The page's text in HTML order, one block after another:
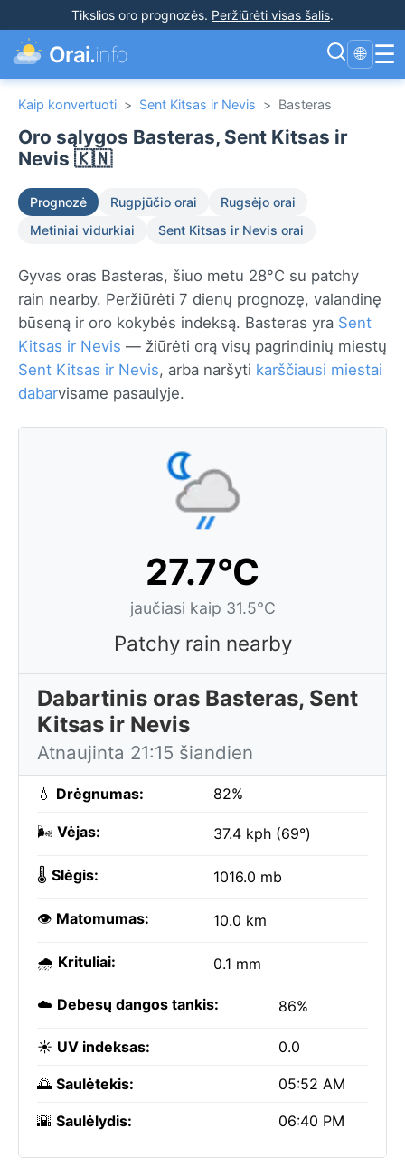
Tikslios oro prognozės. Peržiūrėti visas šalis.
Orai.info 🌐 ☰
Kaip konvertuoti > Sent Kitsas ir Nevis > Basteras
Oro sąlygos Basteras, Sent Kitsas ir
Nevis 🇰🇳
Prognozė Rugpjūčio orai
Rugsėjo orai
Metiniai vidurkiai
Sent Kitsas ir Nevis orai
Gyvas oras Basteras, šiuo metu 28°C su patchy
rain nearby. Peržiūrėti 7 dienų prognozę, valandinę
būseną ir oro kokybės indeksą. Basteras yra Sent
Kitsas ir Nevis — žiūrėti orą visų pagrindinių miestų
Sent Kitsas ir Nevis, arba naršyti karščiausi miestai
dabarvisame pasaulyje.
27.7°C
jaučiasi kaip 31.5°C
Patchy rain nearby
Dabartinis oras Basteras, Sent
Kitsas ir Nevis
Atnaujinta 21:15 šiandien
💧 Drėgnumas: 82%
🌬️ Vėjas: 37.4 kph (69°)
🌡️ Slėgis: 1016.0 mb
👁️ Matomumas: 10.0 km
🌧️ Krituliai: 0.1 mm
☁️ Debesų dangos tankis: 86%
☀️ UV indeksas: 0.0
🌅 Saulėtekis: 05:52 AM
🌇 Saulėlydis: 06:40 PM